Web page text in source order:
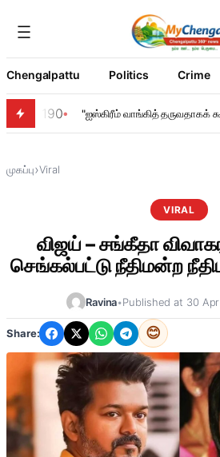
Chengalpattu Politics Crime
190 "ஐஸ்கிரீம் வாங்கித் தருவதாகக்
முகப்பு›Viral
VIRAL
விஜய் – சங்கீதா
செங்கல்பட்டு நீதிமன்ற
Ravina•Published at 30
Share: 😊